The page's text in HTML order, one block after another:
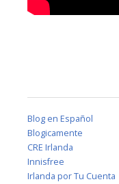
Blog en Español
Blogicamente
CRE Irlanda
Innisfree
Irlanda por Tu Cuenta